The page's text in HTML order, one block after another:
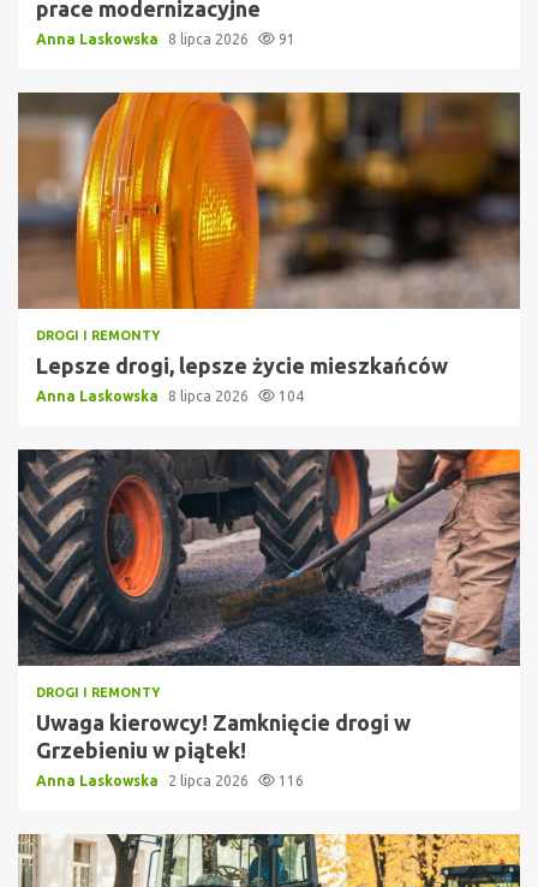
prace modernizacyjne
Anna Laskowska 8 lipca 2026 91
DROGI I REMONTY
Lepsze drogi, lepsze życie mieszkańców
Anna Laskowska 8 lipca 2026 104
DROGI I REMONTY
Uwaga kierowcy! Zamknięcie drogi w
Grzebieniu w piątek!
Anna Laskowska 2 lipca 2026 116